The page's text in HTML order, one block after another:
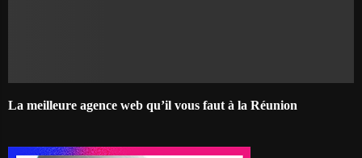
La meilleure agence web qu’il vous faut à la Réunion